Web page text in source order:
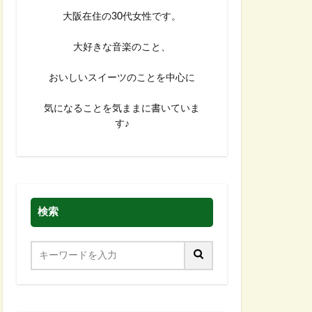
大阪在住の30代女性です。
大好きな音楽のこと、
おいしいスイーツのことを中心に
気になることを気ままに書いていま
す♪
検索